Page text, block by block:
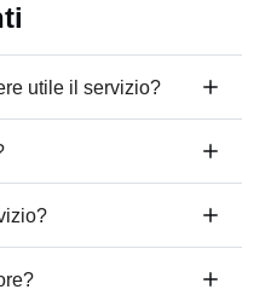
utile il servizio?